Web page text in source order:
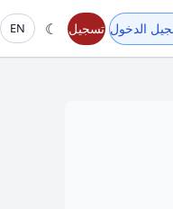
الدخول تسجيل ☾
EN